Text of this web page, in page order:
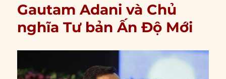
Gautam Adani và Chủ
nghĩa Tư bản Ấn Độ Mới